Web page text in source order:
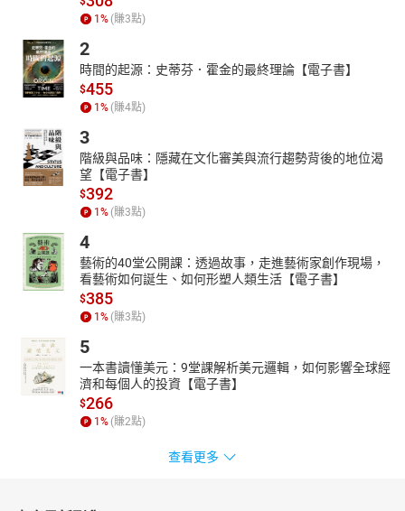
1% (賺3點)
2
時間的起源：史蒂芬．霍金的最終理論【電子書】
$455
1% (賺4點)
3
階級與品味：隱藏在文化審美與流行趨勢背後的地位渴
望【電子書】
$392
1% (賺3點)
4
藝術的40堂公開課：透過故事，走進藝術家創作現場，
看藝術如何誕生、如何形塑人類生活【電子書】
$385
1% (賺3點)
5
一本書讀懂美元：9堂課解析美元邏輯，如何影響全球經
濟和每個人的投資【電子書】
$266
1% (賺2點)
查看更多